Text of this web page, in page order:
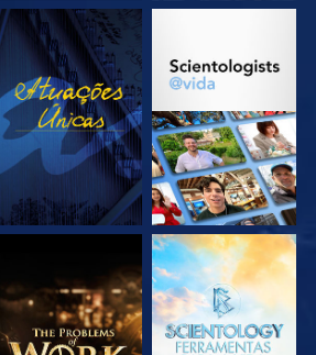
VEJA EXPLORE A SÉRIE
EXPLORE A SÉRIE EXPLORE A SÉRIE